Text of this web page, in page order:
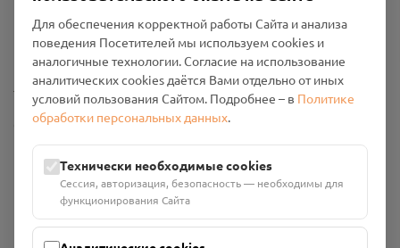
Политика конфиденциальности
Промо-материалы
Настройки cookies
Общество с ограниченной ответственностью «Смоленский
Проект Помним»
ИНН: 6700029207 ОГРН: 1256700001986
Юридический адрес: 216790, Смоленская область, р-н
Руднянский, г. Рудня, улица Западная, д. 26А, пом. 18
Номер счёта: 40702810901130004287 в АО "АЛЬФА-БАНК"
Для обеспечения корректной работы Сайта и анализа
поведения Посетителей мы используем cookies и
аналогичные технологии. Согласие на использование
аналитических cookies даётся Вами отдельно от иных
условий пользования Сайтом. Подробнее – в Политике
обработки персональных данных.
Технически необходимые cookies
Сессия, авторизация, безопасность — необходимы для
функционирования Сайта